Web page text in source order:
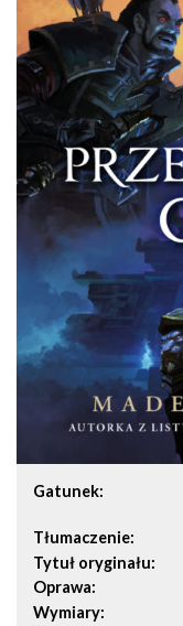
Gatunek
Tłumaczenie
Tytuł oryginału
Oprawa
Wymiary